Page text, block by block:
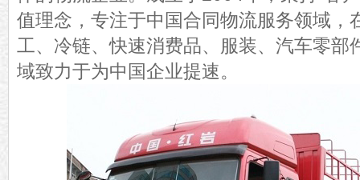
值理念，专注于中国合同物流服务领域，
工、冷链、快速消费品、服装、汽车零部
域致力于为中国企业提速。